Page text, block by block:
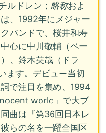
ルドレン； 略称およ
、1992年にメジャー
バンドで、桜井和寿
心に中川敬輔（ベー
、鈴木英哉（ドラ
ます。デビュー当初
で注目を集め、1994
world」で大ブ
曲は『第36回日本レ
らの名を一躍全国区